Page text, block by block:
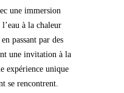
une immersion
à la chaleur
passant par des
une invitation à la
expérience unique
se rencontrent.